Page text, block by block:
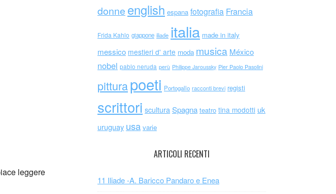
donne english espana fotografia Francia
Frida Kahlo giappone iliade italia made in italy
messico mestieri d' arte moda musica México
nobel pablo neruda perù Philippe Jaroussky Pier Paolo Pasolini
pitturapoeti Portogallo racconti brevi registi
scrittori scultura Spagna teatro tina modotti uk
uruguay usa varie
ARTICOLI RECENTI
11 Iliade -A. Baricco Pandaro e Enea